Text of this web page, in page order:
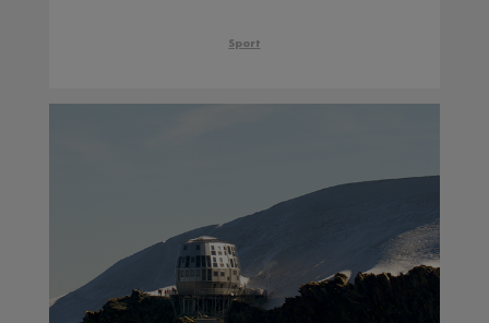
pour les potentiels JO
Sport